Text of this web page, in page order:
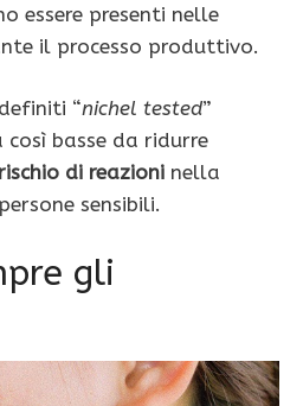
essere presenti nelle
il processo produttivo.
“nichel tested”
basse da ridurre
rischio di reazioni nella
sensibili.
gli